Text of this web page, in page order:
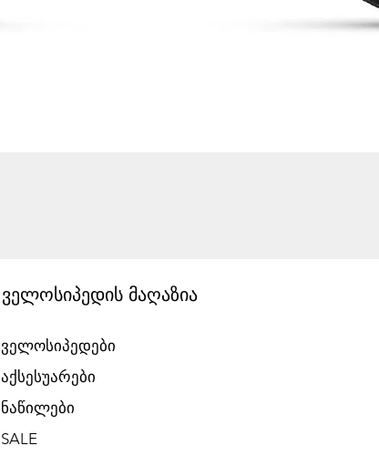
ველოსიპედის მაღაზია
ველოსიპედები
აქსესუარები
ნაწილები
SALE